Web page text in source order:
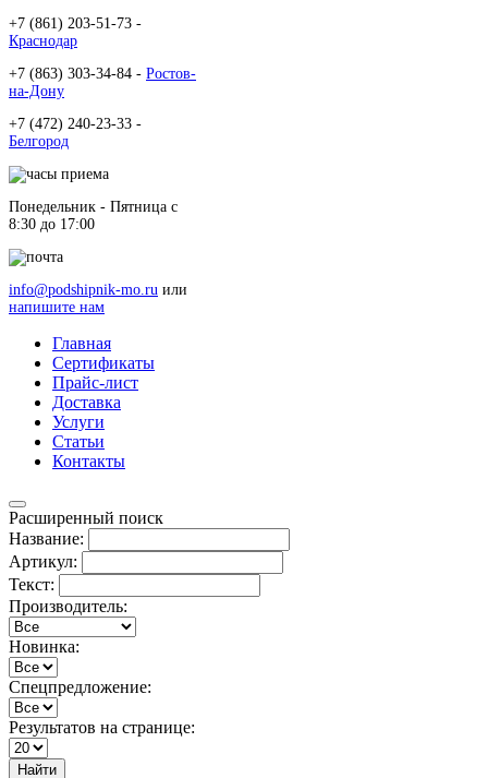
+7 (861) 203-51-73 -
Краснодар
+7 (863) 303-34-84 - Ростов-
на-Дону
+7 (472) 240-23-33 -
Белгород
Понедельник - Пятница c
8:30 до 17:00
info@podshipnik-mo.ru или
напишите нам
Главная
Сертификаты
Прайс-лист
Доставка
Услуги
Статьи
Контакты
Расширенный поиск
Название:
Артикул:
Текст:
Производитель:
Новинка:
Спецпредложение:
Результатов на странице:
Найти